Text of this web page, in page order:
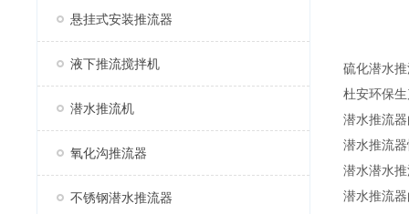
悬挂式安装推流器
液下推流搅拌机
潜水推流机
氧化沟推流器
不锈钢潜水推流器
硫化潜水
杜安环保
潜水推流
潜水推流
潜水潜水
潜水推流